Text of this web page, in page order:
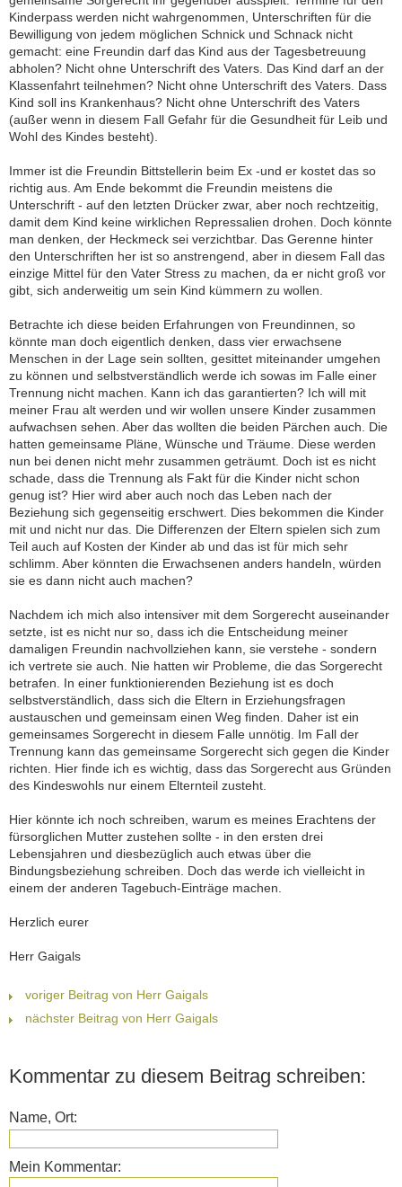
Kinderpass werden nicht wahrgenommen, Unterschriften für die
Bewilligung von jedem möglichen Schnick und Schnack nicht
gemacht: eine Freundin darf das Kind aus der Tagesbetreuung
abholen? Nicht ohne Unterschrift des Vaters. Das Kind darf an der
Klassenfahrt teilnehmen? Nicht ohne Unterschrift des Vaters. Dass
Kind soll ins Krankenhaus? Nicht ohne Unterschrift des Vaters
(außer wenn in diesem Fall Gefahr für die Gesundheit für Leib und
Wohl des Kindes besteht).
Immer ist die Freundin Bittstellerin beim Ex -und er kostet das so
richtig aus. Am Ende bekommt die Freundin meistens die
Unterschrift - auf den letzten Drücker zwar, aber noch rechtzeitig,
damit dem Kind keine wirklichen Repressalien drohen. Doch könnte
man denken, der Heckmeck sei verzichtbar. Das Gerenne hinter
den Unterschriften her ist so anstrengend, aber in diesem Fall das
einzige Mittel für den Vater Stress zu machen, da er nicht groß vor
gibt, sich anderweitig um sein Kind kümmern zu wollen.
Betrachte ich diese beiden Erfahrungen von Freundinnen, so
könnte man doch eigentlich denken, dass vier erwachsene
Menschen in der Lage sein sollten, gesittet miteinander umgehen
zu können und selbstverständlich werde ich sowas im Falle einer
Trennung nicht machen. Kann ich das garantierten? Ich will mit
meiner Frau alt werden und wir wollen unsere Kinder zusammen
aufwachsen sehen. Aber das wollten die beiden Pärchen auch. Die
hatten gemeinsame Pläne, Wünsche und Träume. Diese werden
nun bei denen nicht mehr zusammen geträumt. Doch ist es nicht
schade, dass die Trennung als Fakt für die Kinder nicht schon
genug ist? Hier wird aber auch noch das Leben nach der
Beziehung sich gegenseitig erschwert. Dies bekommen die Kinder
mit und nicht nur das. Die Differenzen der Eltern spielen sich zum
Teil auch auf Kosten der Kinder ab und das ist für mich sehr
schlimm. Aber könnten die Erwachsenen anders handeln, würden
sie es dann nicht auch machen?
Nachdem ich mich also intensiver mit dem Sorgerecht auseinander
setzte, ist es nicht nur so, dass ich die Entscheidung meiner
damaligen Freundin nachvollziehen kann, sie verstehe - sondern
ich vertrete sie auch. Nie hatten wir Probleme, die das Sorgerecht
betrafen. In einer funktionierenden Beziehung ist es doch
selbstverständlich, dass sich die Eltern in Erziehungsfragen
austauschen und gemeinsam einen Weg finden. Daher ist ein
gemeinsames Sorgerecht in diesem Falle unnötig. Im Fall der
Trennung kann das gemeinsame Sorgerecht sich gegen die Kinder
richten. Hier finde ich es wichtig, dass das Sorgerecht aus Gründen
des Kindeswohls nur einem Elternteil zusteht.
Hier könnte ich noch schreiben, warum es meines Erachtens der
fürsorglichen Mutter zustehen sollte - in den ersten drei
Lebensjahren und diesbezüglich auch etwas über die
Bindungsbeziehung schreiben. Doch das werde ich vielleicht in
einem der anderen Tagebuch-Einträge machen.
Herzlich eurer
Herr Gaigals
voriger Beitrag von Herr Gaigals
nächster Beitrag von Herr Gaigals
Kommentar zu diesem Beitrag schreiben:
Name, Ort:
Mein Kommentar: